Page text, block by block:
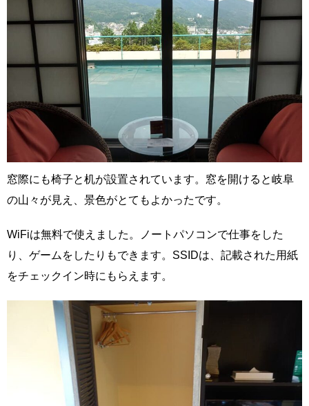
窓際にも椅子と机が設置されています。窓を開けると岐阜
の山々が見え、景色がとてもよかったです。
WiFiは無料で使えました。ノートパソコンで仕事をした
り、ゲームをしたりもできます。SSIDは、記載された用紙
をチェックイン時にもらえます。